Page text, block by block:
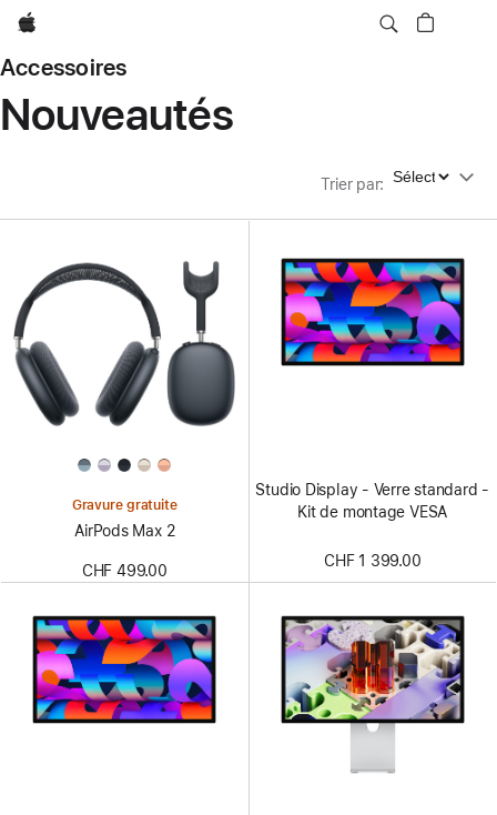
Apple
Accessoires
Nouveautés
Trier par: Trier par
Gravure gratuite
AirPods Max 2
CHF 499.00
Studio Display - Verre standard -
Kit de montage VESA
CHF 1 399.00